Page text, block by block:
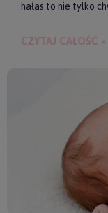
hałas to nie tylko
słuchawki
CZYTAJ CAŁOŚĆ »